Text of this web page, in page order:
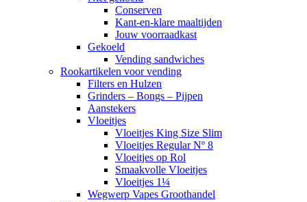
Conserven
Kant-en-klare maaltijden
Jouw voorraadkast
Gekoeld
Vending sandwiches
Rookartikelen voor vending
Filters en Hulzen
Grinders – Bongs – Pijpen
Aanstekers
Vloeitjes
Vloeitjes King Size Slim
Vloeitjes Regular Nº 8
Vloeitjes op Rol
Smaakvolle Vloeitjes
Vloeitjes 1¼
Wegwerp Vapes Groothandel